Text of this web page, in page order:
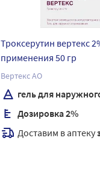
Троксерутин вертекс
применения 50 гр
Вертекс АО
гель для
Дозировка 2%
Доставим в аптеку